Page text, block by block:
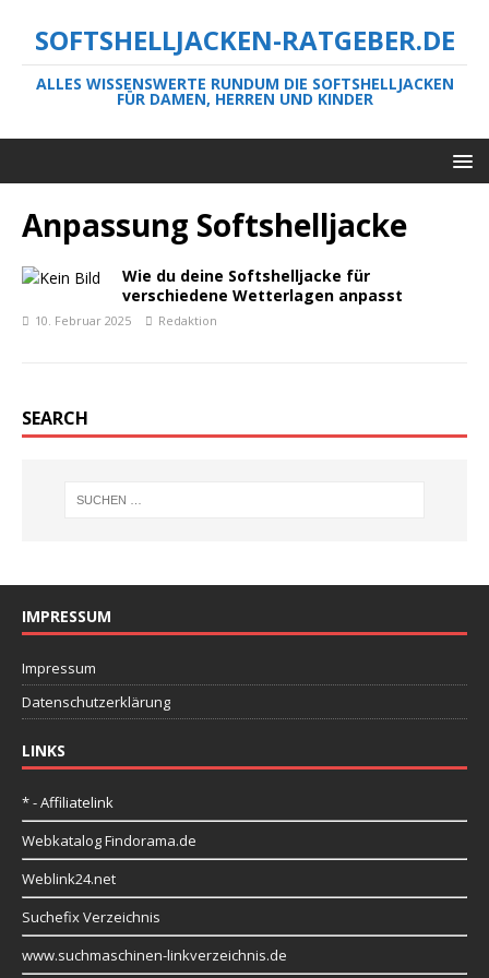
SOFTSHELLJACKEN-RATGEBER.DE
ALLES WISSENSWERTE RUNDUM DIE SOFTSHELLJACKEN
FÜR DAMEN, HERREN UND KINDER
Anpassung Softshelljacke
Wie du deine Softshelljacke für
verschiedene Wetterlagen anpasst
10. Februar 2025 Redaktion
SEARCH
IMPRESSUM
Impressum
Datenschutzerklärung
LINKS
* - Affiliatelink
Webkatalog Findorama.de
Weblink24.net
Suchefix Verzeichnis
www.suchmaschinen-linkverzeichnis.de